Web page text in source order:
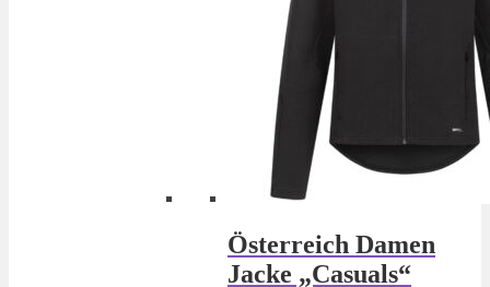
Österreich Damen
Jacke „Casuals“